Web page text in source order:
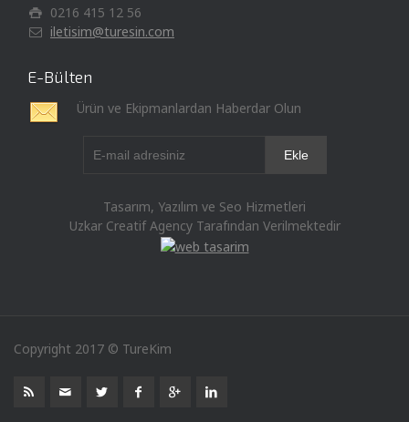
0216 415 12 56
iletisim@turesin.com
E-Bülten
Ürün ve Ekipmanlardan Haberdar Olun
Tasarım, Yazılım ve Seo Hizmetleri
Uzkar Creatif Agency Tarafından Verilmektedir
Copyright 2017 © TureKim